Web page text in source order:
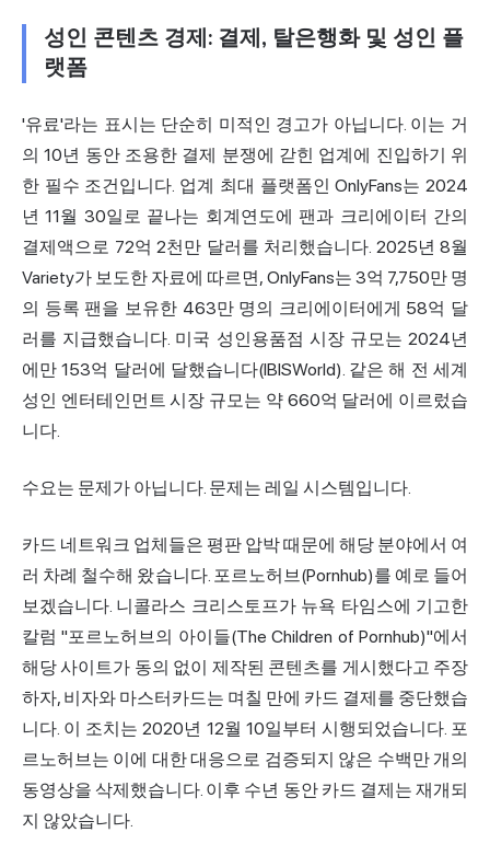
성인 콘텐츠 경제: 결제, 탈은행화 및 성인 플
랫폼
'유료'라는 표시는 단순히 미적인 경고가 아닙니다. 이는 거
의 10년 동안 조용한 결제 분쟁에 갇힌 업계에 진입하기 위
한 필수 조건입니다. 업계 최대 플랫폼인OnlyFans는 2024
년 11월 30일로 끝나는 회계연도에 팬과 크리에이터 간의
결제액으로 72억 2천만 달러를 처리했습니다. 2025년 8월
Variety가 보도한 자료에 따르면, OnlyFans는 3억 7,750만 명
의 등록 팬을 보유한 463만 명의 크리에이터에게 58억 달
러를 지급했습니다. 미국 성인용품점 시장 규모는 2024년
에만 153억 달러에 달했습니다(IBISWorld). 같은 해 전 세계
성인 엔터테인먼트 시장 규모는 약 660억 달러에 이르렀습
니다.
수요는 문제가 아닙니다. 문제는 레일 시스템입니다.
카드 네트워크 업체들은 평판 압박 때문에 해당 분야에서 여
러 차례 철수해 왔습니다. 포르노허브(Pornhub)를 예로 들어
보겠습니다. 니콜라스 크리스토프가 뉴욕 타임스에 기고한
칼럼 "포르노허브의 아이들(The Children of Pornhub)"에서
해당 사이트가 동의 없이 제작된 콘텐츠를 게시했다고 주장
하자, 비자와 마스터카드는 며칠 만에 카드 결제를 중단했습
니다. 이 조치는 2020년 12월 10일부터 시행되었습니다. 포
르노허브는 이에 대한 대응으로 검증되지 않은 수백만 개의
동영상을 삭제했습니다. 이후 수년 동안 카드 결제는 재개되
지 않았습니다.